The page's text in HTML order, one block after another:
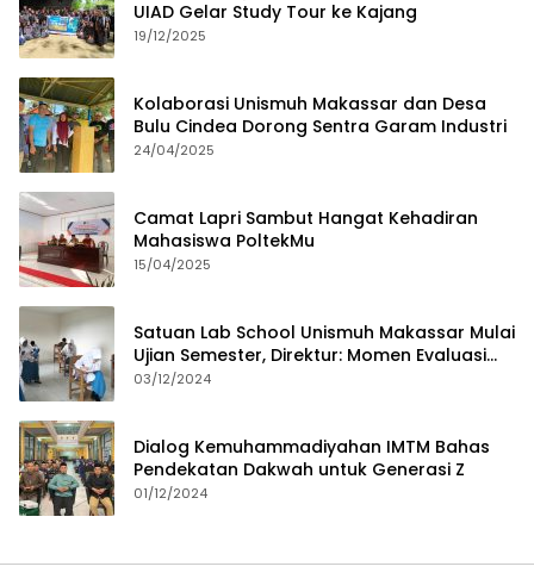
UIAD Gelar Study Tour ke Kajang
19/12/2025
Kolaborasi Unismuh Makassar dan Desa
Bulu Cindea Dorong Sentra Garam Industri
24/04/2025
Camat Lapri Sambut Hangat Kehadiran
Mahasiswa PoltekMu
15/04/2025
Satuan Lab School Unismuh Makassar Mulai
Ujian Semester, Direktur: Momen Evaluasi
Proses Pembelajaran
03/12/2024
Dialog Kemuhammadiyahan IMTM Bahas
Pendekatan Dakwah untuk Generasi Z
01/12/2024